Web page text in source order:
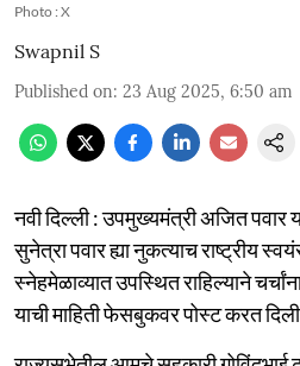
Photo : X
Swapnil S
Published on: 23 Aug 2025, 6:50 am
नवी दिल्ली : उपमुख्यमंत्री अजित पवार
सुनेत्रा पवार ह्या नुकत्याच राष्ट्रीय
स्नेहमेळाव्यात उपस्थित राहिल्याने
याची माहिती फेसबुकवर पोस्ट करत